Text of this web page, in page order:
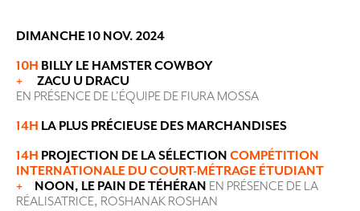
DIMANCHE 10 NOV. 2024
10H BILLY LE HAMSTER COWBOY
+
ZACU U DRACU
EN PRÉSENCE DE L’ÉQUIPE DE FIURA MOSSA
14H LA PLUS PRÉCIEUSE DES MARCHANDISES
14H PROJECTION DE LA SÉLECTION COMPÉTITION
INTERNATIONALE DU COURT-MÉTRAGE ÉTUDIANT
+
NOON, LE PAIN DE TÉHÉRAN EN PRÉSENCE DE LA
RÉALISATRICE, ROSHANAK ROSHAN